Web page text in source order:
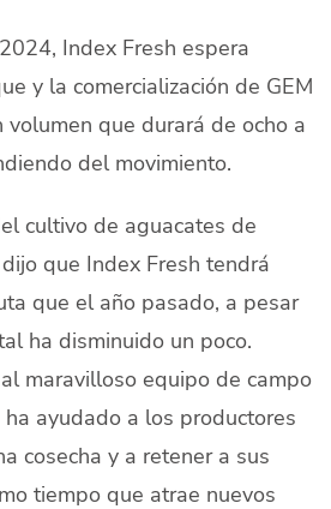
Index Fresh espera
y la comercialización de GEM
que durará de ocho a
del movimiento.
cultivo de aguacates de
que Index Fresh tendrá
que el año pasado, a pesar
ha disminuido un poco.
maravilloso equipo de campo
ayudado a los productores
cosecha y a retener a sus
tiempo que atrae nuevos